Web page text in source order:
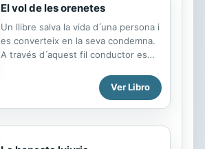
El vol de les orenetes
Un llibre salva la vida d ́una persona i
es converteix en la seva condemna.
A través d ́aquest fil conductor es
on s ́intercala el pensament
contemporani del protagonista amb l
́explicació de la seva vida: història d
́una resurrecció larvada per un
Ver Libro